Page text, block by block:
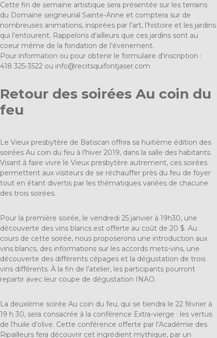
Cette fin de semaine artistique sera présentée sur les terrains
du Domaine seigneurial Sainte-Anne et comptera sur de
nombreuses animations, inspirées par l’art, l’histoire et les jardins
qui l’entourent. Rappelons d’ailleurs que ces jardins sont au
coeur même de la fondation de l’événement.
Pour information ou pour obtenir le formulaire d’inscription :
418 325-3522 ou info@recitsquifontjaser.com
Retour des soirées Au coin du
feu
Le Vieux presbytère de Batiscan offrira sa huitième édition des
soirées Au coin du feu à l’hiver 2019, dans la salle des habitants.
Visant à faire vivre le Vieux presbytère autrement, ces soirées
permettent aux visiteurs de se réchauffer près du feu de foyer
tout en étant divertis par les thématiques variées de chacune
des trois soirées.
Pour la première soirée, le vendredi 25 janvier à 19h30, une
découverte des vins blancs est offerte au coût de 20 $. Au
cours de cette soirée, nous proposerons une introduction aux
vins blancs, des informations sur les accords mets-vins, une
découverte des différents cépages et la dégustation de trois
vins différents. À la fin de l’atelier, les participants pourront
repartir avec leur coupe de dégustation INAO.
La deuxième soirée Au coin du feu, qui se tiendra le 22 février à
19 h 30, sera consacrée à la conférence Extra-vierge : les vertus
de l’huile d’olive. Cette conférence offerte par l’Académie des
Ripailleurs fera découvrir cet ingrédient mythique, par un